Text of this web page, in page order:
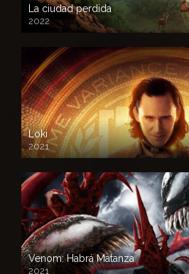
La ciudad perdida
2022
Loki
2021
Venom: Habrá Matanza
2021